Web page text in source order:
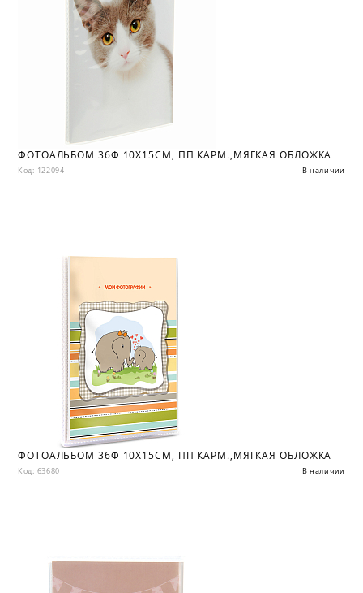
ФОТОАЛЬБОМ 36Ф 10X15СМ, ПП КАРМ.,МЯГКАЯ ОБЛОЖКА
Код: 122094 В наличии
ФОТОАЛЬБОМ 36Ф 10X15СМ, ПП КАРМ.,МЯГКАЯ ОБЛОЖКА
Код: 63680 В наличии